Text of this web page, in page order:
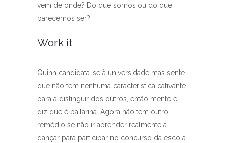
vem de onde? Do que somos ou do que
parecemos ser?
Work it
Quinn candidata-se à universidade mas sente
que não tem nenhuma característica cativante
para a distinguir dos outros, então mente e
diz que é bailarina. Agora não tem outro
remédio se não ir aprender realmente a
dançar para participar no concurso da escola.